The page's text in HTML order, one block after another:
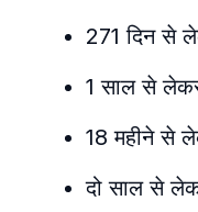
271 दिन से
1 साल से
18 महीने से
दो साल से